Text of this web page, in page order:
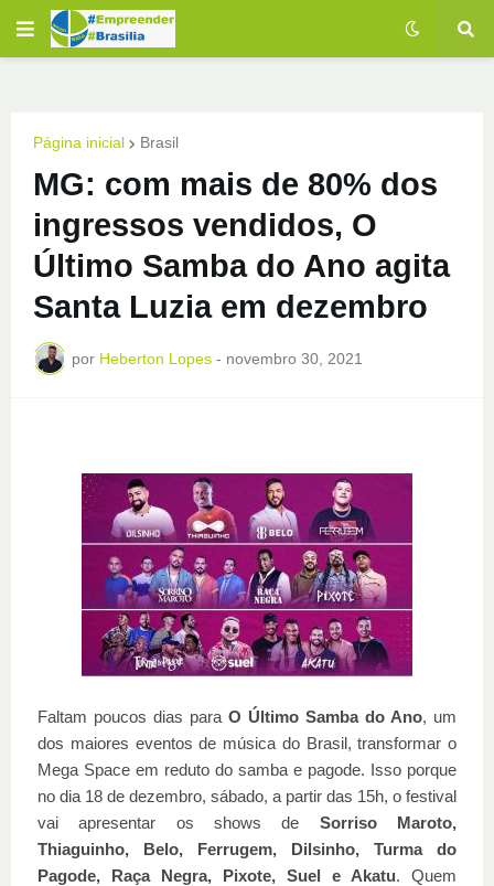
Página inicial Brasil
MG: com mais de 80% dos
ingressos vendidos, O
Último Samba do Ano agita
Santa Luzia em dezembro
por Heberton Lopes - novembro 30, 2021
Faltam poucos dias para O Último Samba do Ano, um
dos maiores eventos de música do Brasil, transformar o
Mega Space em reduto do samba e pagode. Isso porque
no dia 18 de dezembro, sábado, a partir das 15h, o festival
vai apresentar os shows de Sorriso Maroto,
Thiaguinho, Belo, Ferrugem, Dilsinho, Turma do
Pagode, Raça Negra, Pixote, Suel e Akatu. Quem